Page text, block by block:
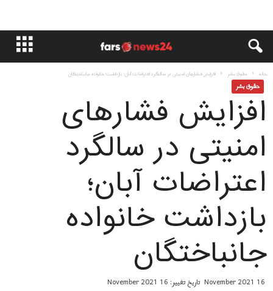
خانه حقوق بشر افزایش فشارهای امنیتی در سالگرد اعتراضات آبان؛ بازداشت خانواده جانباختگان
حقوق بشر
افزایش فشارهای
امنیتی در سالگرد
اعتراضات آبان؛
بازداشت خانواده
جانباختگان
16 November 2021 تاریخ تغییر: 16 November 2021